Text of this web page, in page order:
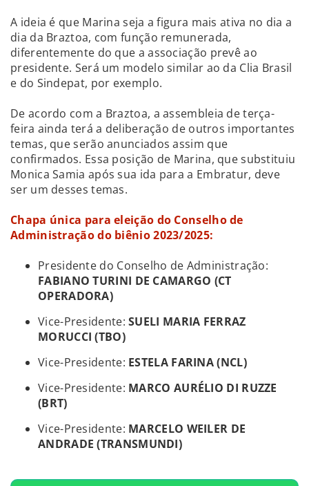
A ideia é que Marina seja a figura mais ativa no dia a
dia da Braztoa, com função remunerada,
diferentemente do que a associação prevê ao
presidente. Será um modelo similar ao da Clia Brasil
e do Sindepat, por exemplo.
De acordo com a Braztoa, a assembleia de terça-
feira ainda terá a deliberação de outros importantes
temas, que serão anunciados assim que
confirmados. Essa posição de Marina, que substituiu
Monica Samia após sua ida para a Embratur, deve
ser um desses temas.
Chapa única para eleição do Conselho de
Administração do biênio 2023/2025:
Presidente do Conselho de Administração:
FABIANO TURINI DE CAMARGO (CT
OPERADORA)
Vice-Presidente:SUELI MARIA FERRAZ
MORUCCI (TBO)
Vice-Presidente: ESTELA FARINA (NCL)
Vice-Presidente: MARCO AURÉLIO DI RUZZE
(BRT)
Vice-Presidente: MARCELO WEILER DE
ANDRADE (TRANSMUNDI)